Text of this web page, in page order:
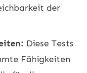
der
Diese Tests
Fähigkeiten